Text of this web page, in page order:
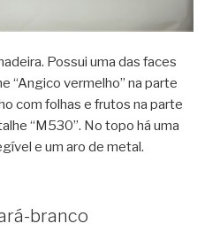
Possui uma das faces
“Angico vermelho” na parte
com folhas e frutos na parte
“M530”. No topo há uma
e um aro de metal.
branco